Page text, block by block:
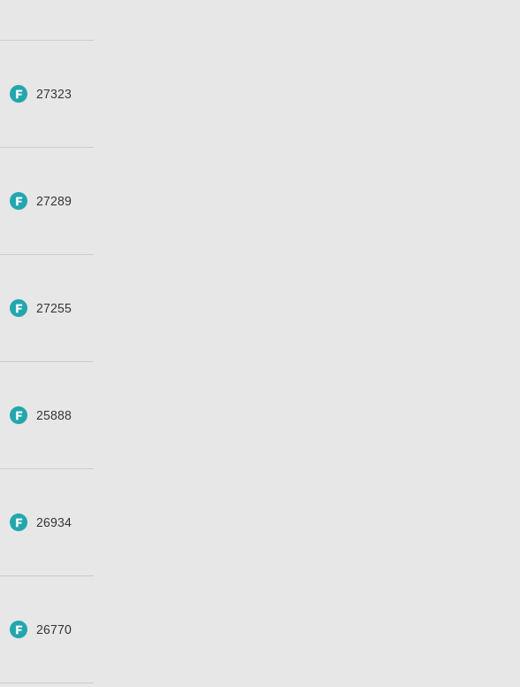
27323
27289
27255
25888
26934
26770